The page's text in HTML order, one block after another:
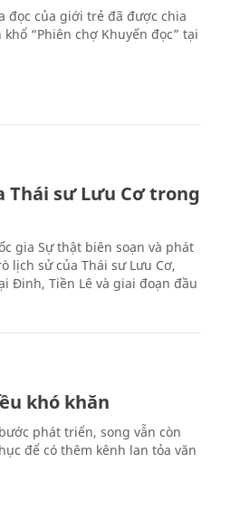
đọc của giới trẻ đã được chia
“Phiên chợ Khuyến đọc” tại
Thái sư Lưu Cơ trong
gia Sự thật biên soạn và phát
lịch sử của Thái sư Lưu Cơ,
Đinh, Tiền Lê và giai đoạn đầu
khó khăn
phát triển, song vẫn còn
để có thêm kênh lan tỏa văn